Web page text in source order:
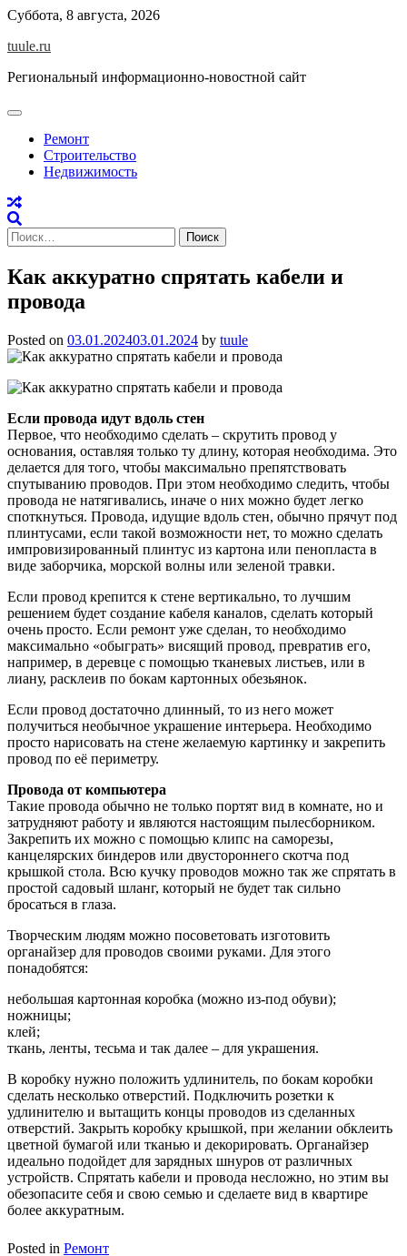
Skip
content
Суббота, 8 августа, 2026
tuule.ru
Региональный информационно-новостной сайт
Ремонт
Строительство
Недвижимость
Найти:
Как аккуратно спрятать кабели и
провода
Posted on 03.01.202403.01.2024 by tuule
Если провода идут вдоль стен
Первое, что необходимо сделать – скрутить провод у
основания, оставляя только ту длину, которая необходима. Это
делается для того, чтобы максимально препятствовать
спутыванию проводов. При этом необходимо следить, чтобы
провода не натягивались, иначе о них можно будет легко
споткнуться. Провода, идущие вдоль стен, обычно прячут под
плинтусами, если такой возможности нет, то можно сделать
импровизированный плинтус из картона или пенопласта в
виде заборчика, морской волны или зеленой травки.
Если провод крепится к стене вертикально, то лучшим
решением будет создание кабеля каналов, сделать который
очень просто. Если ремонт уже сделан, то необходимо
максимально «обыграть» висящий провод, превратив его,
например, в деревце с помощью тканевых листьев, или в
лиану, расклеив по бокам картонных обезьянок.
Если провод достаточно длинный, то из него может
получиться необычное украшение интерьера. Необходимо
просто нарисовать на стене желаемую картинку и закрепить
провод по её периметру.
Провода от компьютера
Такие провода обычно не только портят вид в комнате, но и
затрудняют работу и являются настоящим пылесборником.
Закрепить их можно с помощью клипс на саморезы,
канцелярских биндеров или двустороннего скотча под
крышкой стола. Всю кучку проводов можно так же спрятать в
простой садовый шланг, который не будет так сильно
бросаться в глаза.
Творческим людям можно посоветовать изготовить
органайзер для проводов своими руками. Для этого
понадобятся:
небольшая картонная коробка (можно из-под обуви);
ножницы;
клей;
ткань, ленты, тесьма и так далее – для украшения.
В коробку нужно положить удлинитель, по бокам коробки
сделать несколько отверстий. Подключить розетки к
удлинителю и вытащить концы проводов из сделанных
отверстий. Закрыть коробку крышкой, при желании обклеить
цветной бумагой или тканью и декорировать. Органайзер
идеально подойдет для зарядных шнуров от различных
устройств. Спрятать кабели и провода несложно, но этим вы
обезопасите себя и свою семью и сделаете вид в квартире
более аккуратным.
Posted in Ремонт